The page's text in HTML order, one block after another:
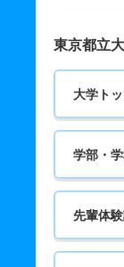
東京都立
大学ト
学部・
先輩体